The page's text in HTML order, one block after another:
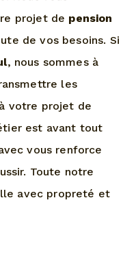
projet de pension
de vos besoins. Si
, nous sommes à
les
votre projet de
est avant tout
vous renforce
Toute notre
avec propreté et